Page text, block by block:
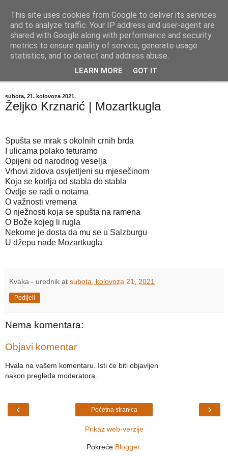
"Kvaka"
Časopis za književnost ISSN 2459-5632
subota, 21. kolovoza 2021.
Željko Krznarić | Mozartkugla
Spušta se mrak s okolnih crnih brda
I ulicama polako teturamo
Opijeni od narodnog veselja
Vrhovi zidova osvjetljeni su mjesečinom
Koja se kotrlja od stabla do stabla
Ovdje se radi o notama
O važnosti vremena
O nježnosti koja se spušta na ramena
O Bože kojeg li rugla
Nekome je dosta da mu se u Salzburgu
U džepu nađe Mozartkugla
Kvaka - urednik at subota, kolovoza 21, 2021
Podijeli
Nema komentara:
Objavi komentar
Hvala na vašem komentaru. Isti će biti objavljen
nakon pregleda moderatora.
‹ ›
Početna stranica
Prikaz web-verzije
Pokreće Blogger.
This site uses cookies from Google to deliver its services
and to analyze traffic. Your IP address and user-agent are
shared with Google along with performance and security
metrics to ensure quality of service, generate usage
statistics, and to detect and address abuse.
LEARN MORE GOT IT